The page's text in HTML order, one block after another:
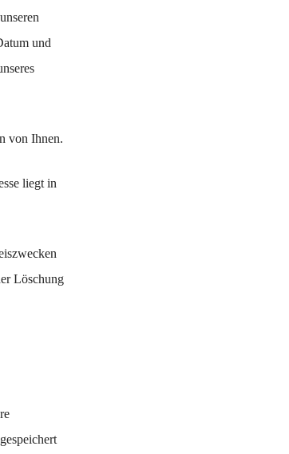
und
von Ihnen.
liegt in
Löschung